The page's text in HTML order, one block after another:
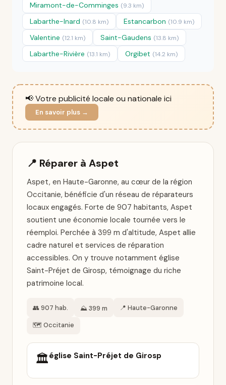
Miramont-de-Comminges (9.3 km)
Labarthe-Inard (10.8 km) Estancarbon (10.9 km)
Valentine (12.1 km) Saint-Gaudens (13.8 km)
Labarthe-Rivière (13.1 km) Orgibet (14.2 km)
📢 Votre publicité locale ou nationale ici
En savoir plus →
📍 Réparer à Aspet
Aspet, en Haute-Garonne, au cœur de la région
Occitanie, bénéficie d'un réseau de réparateurs
locaux engagés. Forte de 907 habitants, Aspet
soutient une économie locale tournée vers le
réemploi. Perchée à 399 m d'altitude, Aspet allie
cadre naturel et services de réparation
accessibles. On y trouve notamment église
Saint-Préjet de Girosp, témoignage du riche
patrimoine local.
👥 907 hab. ⛰️ 399 m 📍 Haute-Garonne
🗺️ Occitanie
🏛️église Saint-Préjet de Girosp